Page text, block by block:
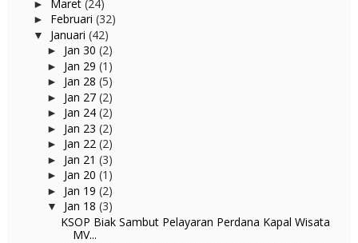
► Maret (24)
► Februari (32)
▼ Januari (42)
► Jan 30 (2)
► Jan 29 (1)
► Jan 28 (5)
► Jan 27 (2)
► Jan 24 (2)
► Jan 23 (2)
► Jan 22 (2)
► Jan 21 (3)
► Jan 20 (1)
► Jan 19 (2)
▼ Jan 18 (3)
KSOP Biak Sambut Pelayaran Perdana Kapal Wisata
MV...